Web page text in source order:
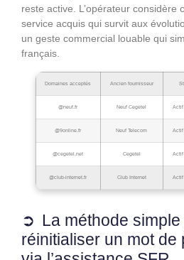
reste active. L’opérateur considère
service acquis qui survit aux
un geste commercial louable qui
français.
Domaines acceptés Ancien fournisseur
@neuf.fr Neuf Cegetel Actif
@9online.fr Neuf Telecom Actif
@cegetel.net Cegetel Actif
@club-internet.fr Club Internet Actif
La méthode
réinitialiser un mot de